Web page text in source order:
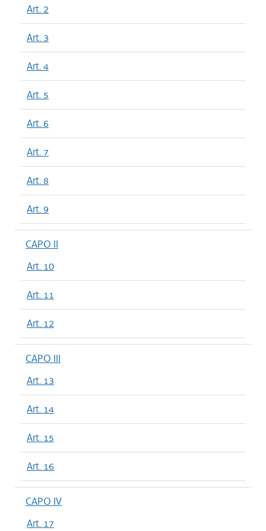
Art. 2
Art. 3
Art. 4
Art. 5
Art. 6
Art. 7
Art. 8
Art. 9
CAPO II
Art. 10
Art. 11
Art. 12
CAPO III
Art. 13
Art. 14
Art. 15
Art. 16
CAPO IV
Art. 17